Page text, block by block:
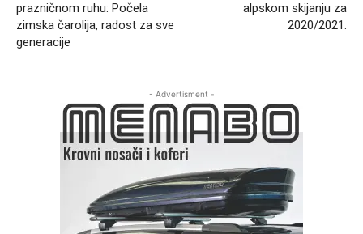
prazničnom ruhu: Počela
zimska čarolija, radost za sve
generacije
alpskom skijanju za
2020/2021.
- Advertisment -